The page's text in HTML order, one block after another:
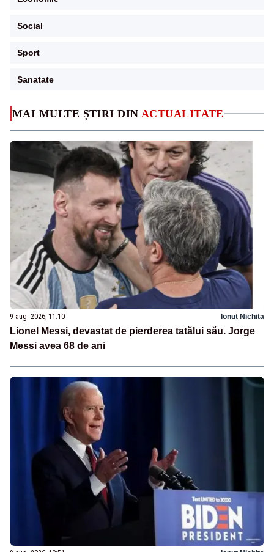
MAI MULTE ȘTIRI DIN ACTUALITATE
9 aug. 2026, 11:10 Ionuț Nichita
Lionel Messi, devastat de pierderea tatălui său. Jorge
Messi avea 68 de ani
Social
Sport
Sanatate